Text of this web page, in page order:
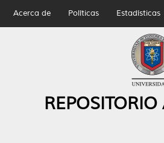
Acerca de Políticas Estadísticas